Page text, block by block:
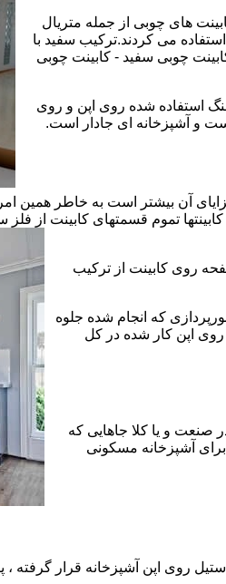
های چوبی از جمله متریال
می کردند.ترکیب سفید با
چوبی سفید - کابینت چوبی
استفاده شده روی اپن و روی
و آشپزخانه ای جادار است.
آن بیشتر است به خاطر همین
تموم قسمتهای کابینت از فلز
روی کابینت از ترکیب
که انجام شده جلوه
اپن کار شده در کل
صنعت و یا کلا جاهایی که
آشپزخانه مسکونی
روی اپن آشپزخانه قرار گرفته ،